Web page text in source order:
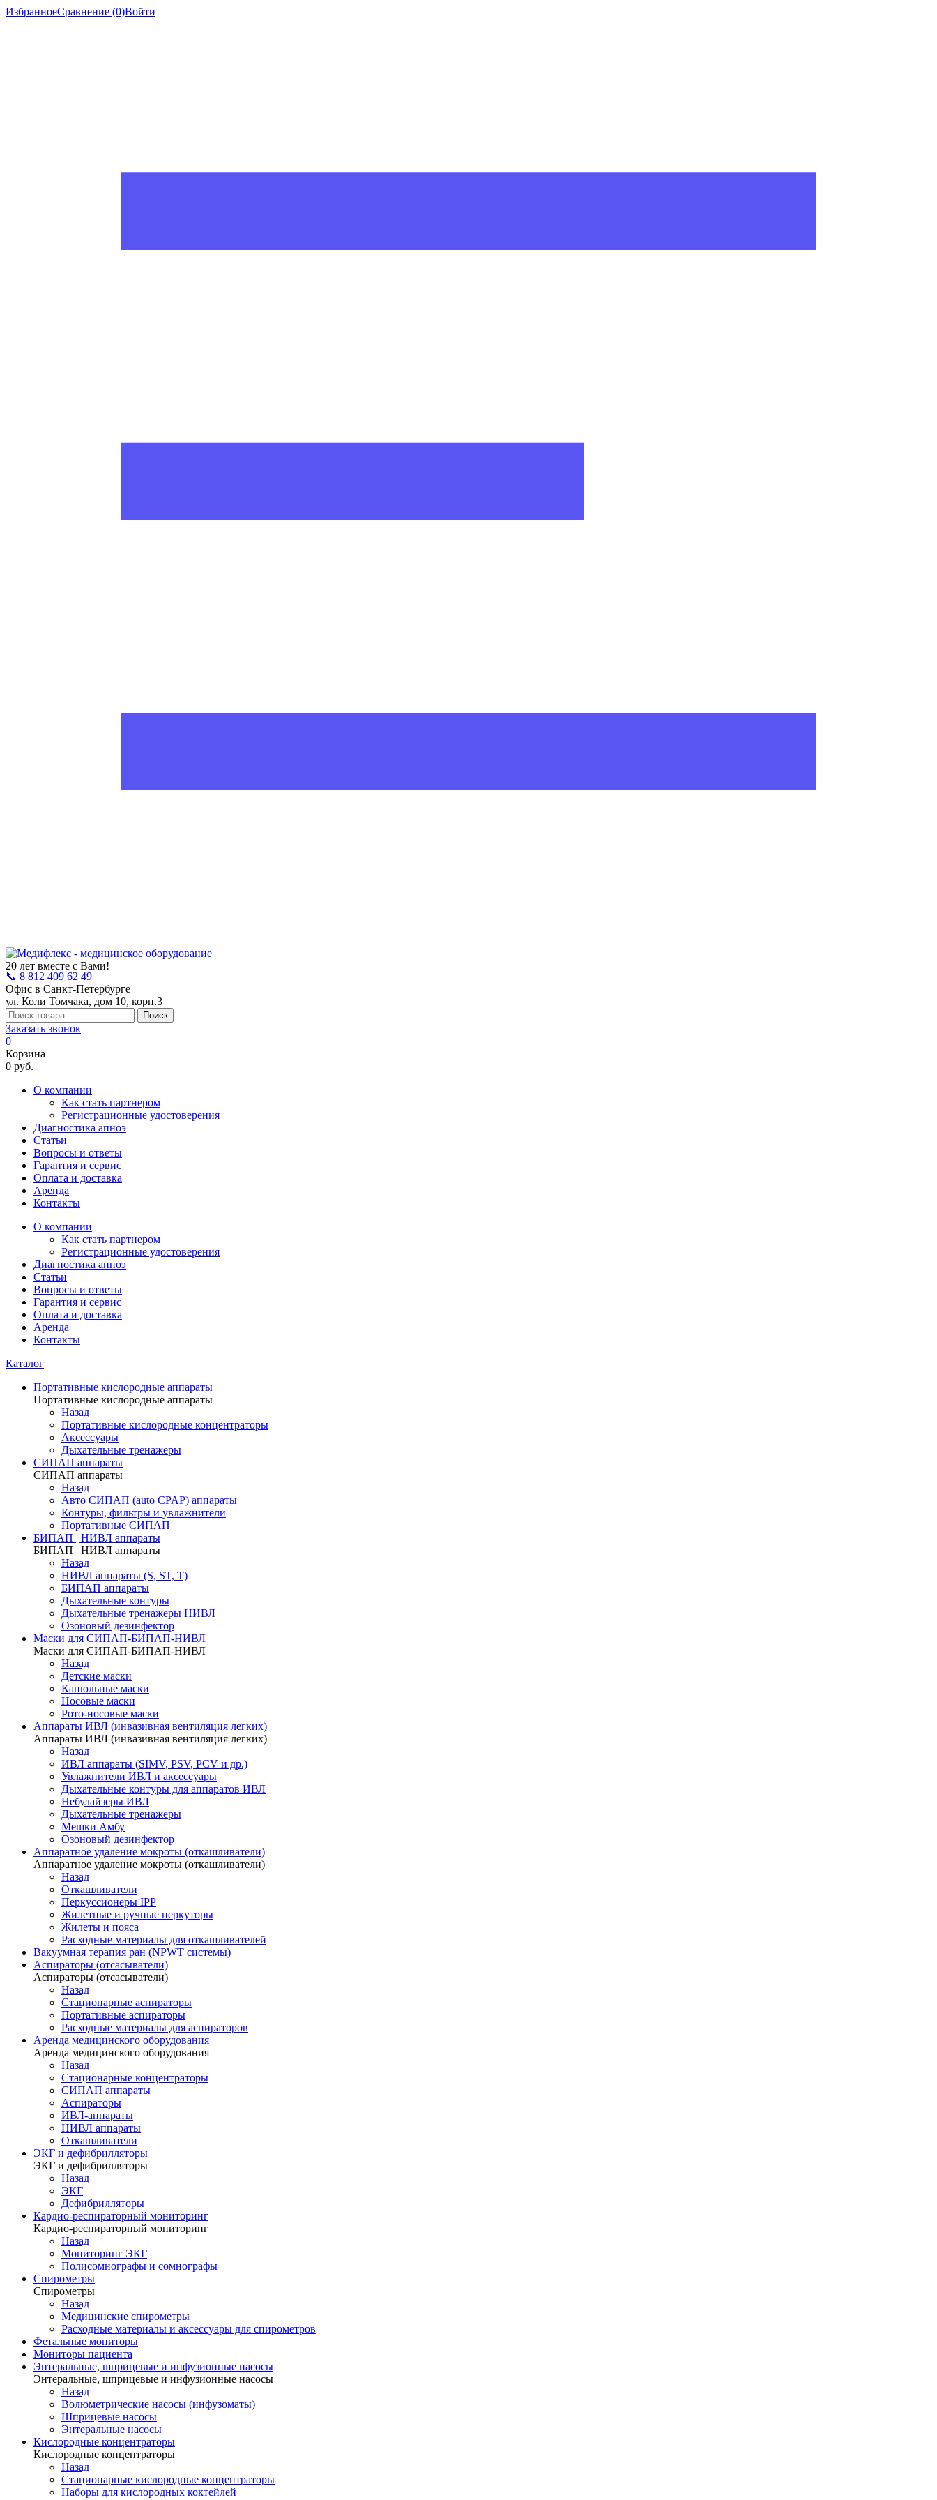
ИзбранноеСравнение (0)Войти
20 лет вместе с Вами!
📞 8 812 409 62 49
Офис в Санкт-Петербурге
ул. Коли Томчака, дом 10, корп.3
Поиск
Заказать звонок
0
Корзина
0 руб.
О компании
Как стать партнером
Регистрационные удостоверения
Диагностика апноэ
Статьи
Вопросы и ответы
Гарантия и сервис
Оплата и доставка
Аренда
Контакты
О компании
Как стать партнером
Регистрационные удостоверения
Диагностика апноэ
Статьи
Вопросы и ответы
Гарантия и сервис
Оплата и доставка
Аренда
Контакты
Каталог
Портативные кислородные аппараты
Портативные кислородные аппараты
Назад
Портативные кислородные концентраторы
Аксессуары
Дыхательные тренажеры
СИПАП аппараты
СИПАП аппараты
Назад
Aвто СИПАП (auto CPAP) аппараты
Контуры, фильтры и увлажнители
Портативные СИПАП
БИПАП | НИВЛ аппараты
БИПАП | НИВЛ аппараты
Назад
НИВЛ аппараты (S, ST, T)
БИПАП аппараты
Дыхательные контуры
Дыхательные тренажеры НИВЛ
Озоновый дезинфектор
Маски для СИПАП-БИПАП-НИВЛ
Маски для СИПАП-БИПАП-НИВЛ
Назад
Детские маски
Канюльные маски
Носовые маски
Рото-носовые маски
Аппараты ИВЛ (инвазивная вентиляция легких)
Аппараты ИВЛ (инвазивная вентиляция легких)
Назад
ИВЛ аппараты (SIMV, PSV, PCV и др.)
Увлажнители ИВЛ и аксессуары
Дыхательные контуры для аппаратов ИВЛ
Небулайзеры ИВЛ
Дыхательные тренажеры
Мешки Амбу
Озоновый дезинфектор
Аппаратное удаление мокроты (откашливатели)
Аппаратное удаление мокроты (откашливатели)
Назад
Откашливатели
Перкуссионеры IPP
Жилетные и ручные перкуторы
Жилеты и пояса
Расходные материалы для откашливателей
Вакуумная терапия ран (NPWT системы)
Аспираторы (отсасыватели)
Аспираторы (отсасыватели)
Назад
Стационарные аспираторы
Портативные аспираторы
Расходные материалы для аспираторов
Аренда медицинского оборудования
Аренда медицинского оборудования
Назад
Стационарные концентраторы
СИПАП аппараты
Аспираторы
ИВЛ-аппараты
НИВЛ аппараты
Откашливатели
ЭКГ и дефибрилляторы
ЭКГ и дефибрилляторы
Назад
ЭКГ
Дефибрилляторы
Кардио-респираторный мониторинг
Кардио-респираторный мониторинг
Назад
Мониторинг ЭКГ
Полисомнографы и сомнографы
Спирометры
Спирометры
Назад
Медицинские спирометры
Расходные материалы и аксессуары для спирометров
Фетальные мониторы
Мониторы пациента
Энтеральные, шприцевые и инфузионные насосы
Энтеральные, шприцевые и инфузионные насосы
Назад
Волюметрические насосы (инфузоматы)
Шприцевые насосы
Энтеральные насосы
Кислородные концентраторы
Кислородные концентраторы
Назад
Стационарные кислородные концентраторы
Наборы для кислородных коктейлей